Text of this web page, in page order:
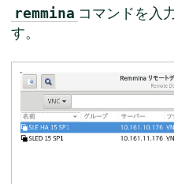
remmina コマンドを入
す。